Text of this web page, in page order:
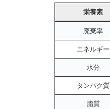
栄養素
廃棄率
エネルギー
水分
タンパク質
脂質